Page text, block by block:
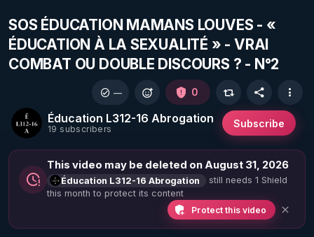
SOS ÉDUCATION MAMANS LOUVES - «
ÉDUCATION À LA SEXUALITÉ » - VRAI
COMBAT OU DOUBLE DISCOURS ? - N°2
Éducation L312-16 Abrogation
19 subscribers Subscribe
— 0
This video may be deleted on August 31, 2026
Éducation L312-16 Abrogation
still needs 1 Shield
this month to protect its content
Protect this video